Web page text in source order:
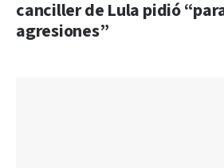
canciller de Lula pidió
agresiones”